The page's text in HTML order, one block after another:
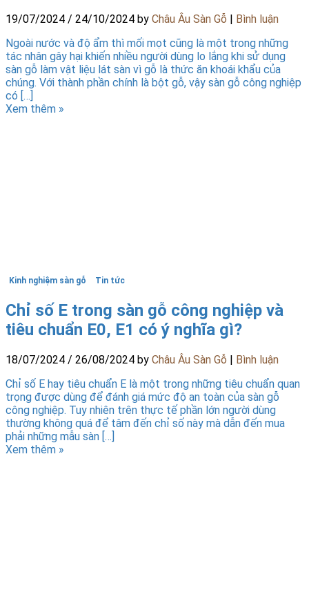
19/07/2024 / 24/10/2024 by Châu Âu Sàn Gỗ
Bình luận
Ngoài nước và độ ẩm thì mối mọt cũng là một trong những
tác nhân gây hại khiến nhiều người dùng lo lắng khi sử dụng
sàn gỗ làm vật liệu lát sàn vì gỗ là thức ăn khoái khẩu của
chúng. Với thành phần chính là bột gỗ, vậy sàn gỗ công nghiệp
có […]
Xem thêm »
Kinh nghiệm sàn gỗ Tin tức
Chỉ số E trong sàn gỗ công nghiệp và
tiêu chuẩn E0, E1 có ý nghĩa gì?
18/07/2024 / 26/08/2024 by Châu Âu Sàn Gỗ | Bình luận
Chỉ số E hay tiêu chuẩn E là một trong những tiêu chuẩn quan
trọng được dùng để đánh giá mức độ an toàn của sàn gỗ
công nghiệp. Tuy nhiên trên thực tế phần lớn người dùng
thường không quá để tâm đến chỉ số này mà dẫn đến mua
phải những mẫu sàn […]
Xem thêm »